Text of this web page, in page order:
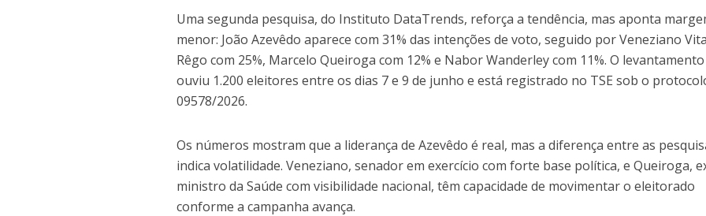
Uma segunda pesquisa, do Instituto DataTrends, reforça a tendência, mas aponta
menor: João Azevêdo aparece com 31% das intenções de voto, seguido por Veneziano
Rêgo com 25%, Marcelo Queiroga com 12% e Nabor Wanderley com 11%. O levantamento
ouviu 1.200 eleitores entre os dias 7 e 9 de junho e está registrado no TSE sob o
09578/2026.
Os números mostram que a liderança de Azevêdo é real, mas a diferença entre as
indica volatilidade. Veneziano, senador em exercício com forte base política, e Queiroga,
ministro da Saúde com visibilidade nacional, têm capacidade de movimentar o eleitorado
conforme a campanha avança.